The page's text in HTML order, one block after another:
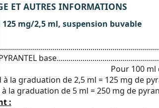
ET AUTRES INFORMATIONS
125 mg/2,5 ml, suspension buvable
Pour 100 ml
la graduation de 2,5 ml = 125 mg de
la graduation de 5 ml = 250 mg de
: